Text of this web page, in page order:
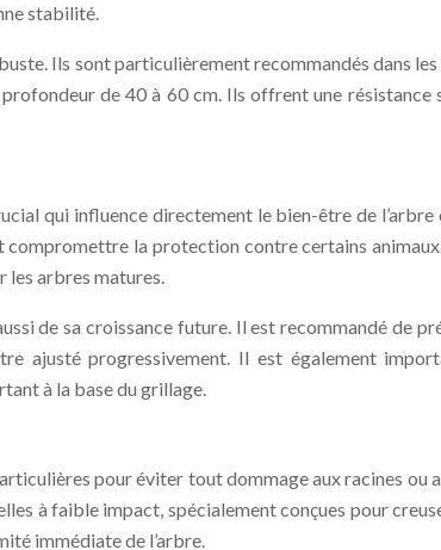
stabilité.
Ils sont particulièrement recommandés dans
de 40 à 60 cm. Ils offrent une
qui influence directement le bien-être de
la protection contre certains
les arbres matures.
de sa croissance future. Il est recommandé de
ajusté progressivement. Il est également
à la base du grillage.
pour éviter tout dommage aux racines
à faible impact, spécialement conçues pour
immédiate de l’arbre.